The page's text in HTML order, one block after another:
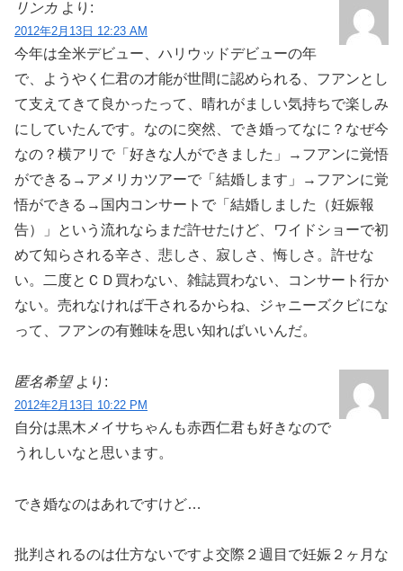
リンカ より:
2012年2月13日 12:23 AM
今年は全米デビュー、ハリウッドデビューの年
で、ようやく仁君の才能が世間に認められる、フアンとし
て支えてきて良かったって、晴れがましい気持ちで楽しみ
にしていたんです。なのに突然、でき婚ってなに？なぜ今
なの？横アリで「好きな人ができました」→フアンに覚悟
ができる→アメリカツアーで「結婚します」→フアンに覚
悟ができる→国内コンサートで「結婚しました（妊娠報
告）」という流れならまだ許せたけど、ワイドショーで初
めて知らされる辛さ、悲しさ、寂しさ、悔しさ。許せな
い。二度とＣＤ買わない、雑誌買わない、コンサート行か
ない。売れなければ干されるからね、ジャニーズクビにな
って、フアンの有難味を思い知ればいいんだ。
匿名希望 より:
2012年2月13日 10:22 PM
自分は黒木メイサちゃんも赤西仁君も好きなので
うれしいなと思います。
でき婚なのはあれですけど…
批判されるのは仕方ないですよ交際２週目で妊娠２ヶ月な